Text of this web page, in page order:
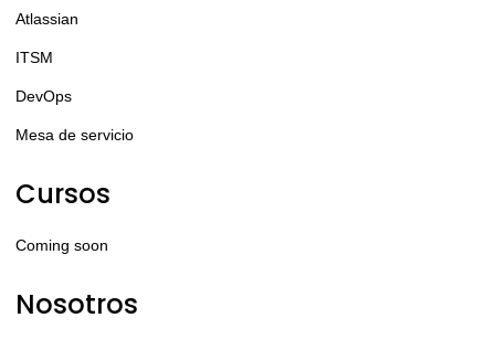
Atlassian
ITSM
DevOps
Mesa de servicio
Cursos
Coming soon
Nosotros